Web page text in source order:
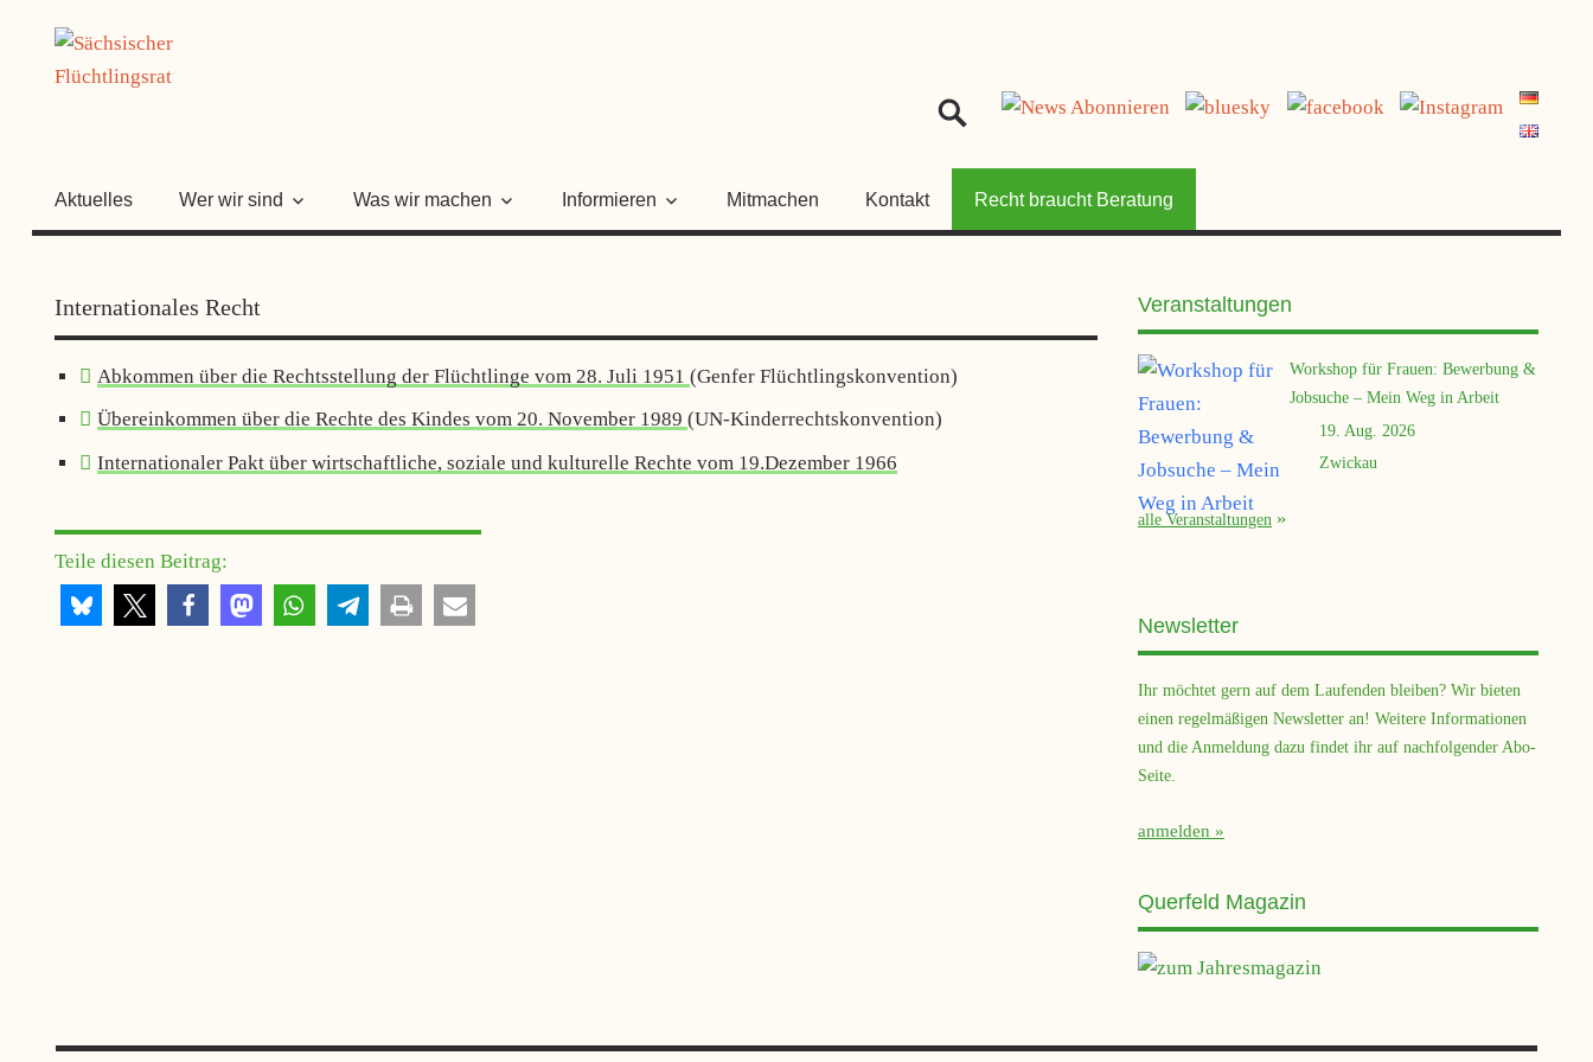
springen
Aktuelles Wer wir sind Was wir machen Informieren Mitmachen Kontakt Recht braucht Beratung
Internationales Recht
Abkommen über die Rechtsstellung der Flüchtlinge vom 28. Juli 1951(Genfer Flüchtlingskonvention)
Übereinkommen über die Rechte des Kindes vom 20. November 1989(UN-Kinderrechtskonvention)
Internationaler Pakt über wirtschaftliche, soziale und kulturelle Rechte vom 19.Dezember 1966
Teile diesen Beitrag:
Veranstaltungen
Workshop für Frauen: Bewerbung &
Jobsuche – Mein Weg in Arbeit
19. Aug. 2026
Zwickau
alle Veranstaltungen
Newsletter
Ihr möchtet gern auf dem Laufenden bleiben? Wir bieten
einen regelmäßigen Newsletter an! Weitere Informationen
und die Anmeldung dazu findet ihr auf nachfolgender Abo-
Seite.
anmelden
Querfeld Magazin